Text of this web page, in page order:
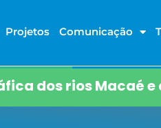
Projetos Comunicação
dos rios Macaé e